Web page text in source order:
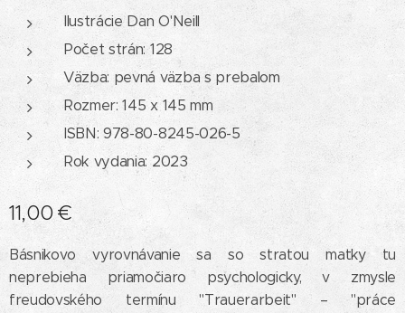
Ilustrácie Dan O'Neill
Počet strán: 128
Väzba: pevná väzba s prebalom
Rozmer: 145 x 145 mm
ISBN: 978-80-8245-026-5
Rok vydania: 2023
11,00€
Básnikovo vyrovnávanie sa so stratou matky tu
neprebieha priamočiaro psychologicky, v zmysle
freudovského termínu "Trauerarbeit" – "práce